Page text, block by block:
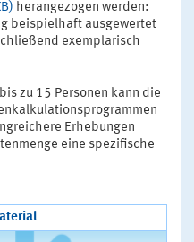
herangezogen werden:
beispielhaft ausgewertet
exemplarisch
zu 15 Personen kann die
Erhebungen
eine spezifische